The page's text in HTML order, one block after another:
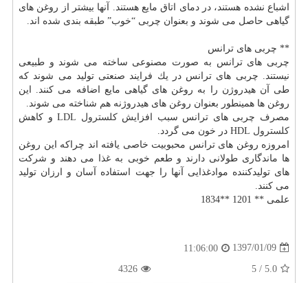
اشباع نشده هستند، در دمای اتاق مایع هستند. آنها بیشتر از روغن های
گیاهی حاصل می شوند و بعنوان چربی “خوب” طبقه بندی شده اند.
** چربی های ترانس
چربی های ترانس به صورت مصنوعی ساخته می شوند و طبیعی
نیستند. چربی های ترانس در یك فرایند صنعتی تولید می شوند كه
طی آن هیدروژن را به روغن های گیاهی مایع اضافه می كنند. این
روغن ها همینطور بعنوان روغن های هیدروژنه هم شناخته می شوند.
مصرف چربی های ترانس سبب افزایشكلسترول
كلسترول
امروزه روغن های ترانس محبوبیت خاصی یافته اند چراكه این روغن
ها ماندگاری طولانی دارند و طعم خوبی به غذا می دهند و شركت
های تولیدكننده موادغذایی آنها را جهت استفاده آسان و ارزان تولید
می كنند.
علمی ** 1201 **1834
1397/01/09
11:06:00
5.0
/
5
4326